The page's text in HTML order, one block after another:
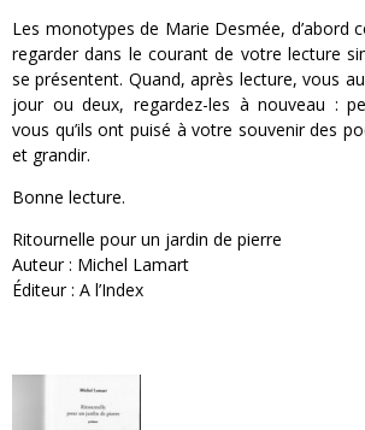
Les monotypes de Marie Desmée, d’abord
regarder dans le courant de votre lecture
se présentent. Quand, après lecture, vous
jour ou deux, regardez-les à nouveau :
vous qu’ils ont puisé à votre souvenir des
et grandir.
Bonne lecture.
Ritournelle pour un jardin de pierre
Auteur : Michel Lamart
Éditeur : A l’Index